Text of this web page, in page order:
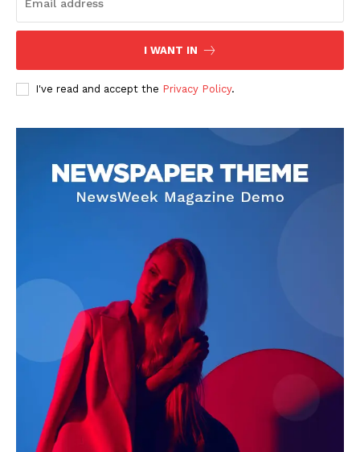
I WANT IN
I've read and accept the Privacy Policy.